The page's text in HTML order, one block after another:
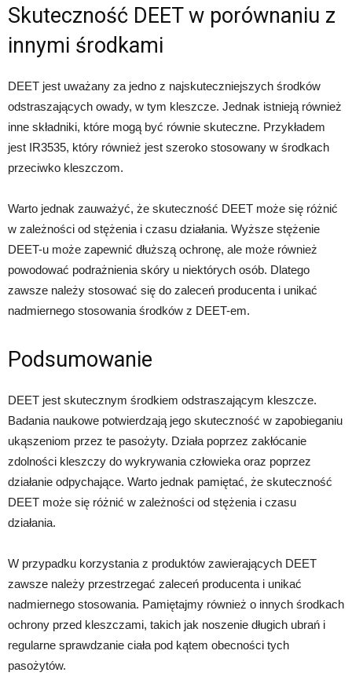
Skuteczność DEET w porównaniu z
innymi środkami
DEET jest uważany za jedno z najskuteczniejszych środków
odstraszających owady, w tym kleszcze. Jednak istnieją również
inne składniki, które mogą być równie skuteczne. Przykładem
jest IR3535, który również jest szeroko stosowany w środkach
przeciwko kleszczom.
Warto jednak zauważyć, że skuteczność DEET może się różnić
w zależności od stężenia i czasu działania. Wyższe stężenie
DEET-u może zapewnić dłuższą ochronę, ale może również
powodować podrażnienia skóry u niektórych osób. Dlatego
zawsze należy stosować się do zaleceń producenta i unikać
nadmiernego stosowania środków z DEET-em.
Podsumowanie
DEET jest skutecznym środkiem odstraszającym kleszcze.
Badania naukowe potwierdzają jego skuteczność w zapobieganiu
ukąszeniom przez te pasożyty. Działa poprzez zakłócanie
zdolności kleszczy do wykrywania człowieka oraz poprzez
działanie odpychające. Warto jednak pamiętać, że skuteczność
DEET może się różnić w zależności od stężenia i czasu
działania.
W przypadku korzystania z produktów zawierających DEET
zawsze należy przestrzegać zaleceń producenta i unikać
nadmiernego stosowania. Pamiętajmy również o innych środkach
ochrony przed kleszczami, takich jak noszenie długich ubrań i
regularne sprawdzanie ciała pod kątem obecności tych
pasożytów.